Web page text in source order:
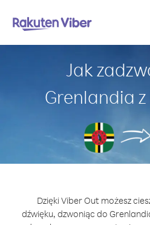
Jak
Grenlandia
Dzięki Viber Out możesz
dźwięku, dzwoniąc do